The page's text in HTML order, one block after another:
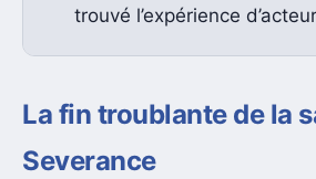
trouvé l’expérience
La fin troublante de la
Severance